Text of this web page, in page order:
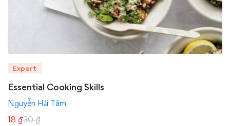
Expert
Essential Cooking Skills
Nguyễn Hải Tâm
18 ₫30₫